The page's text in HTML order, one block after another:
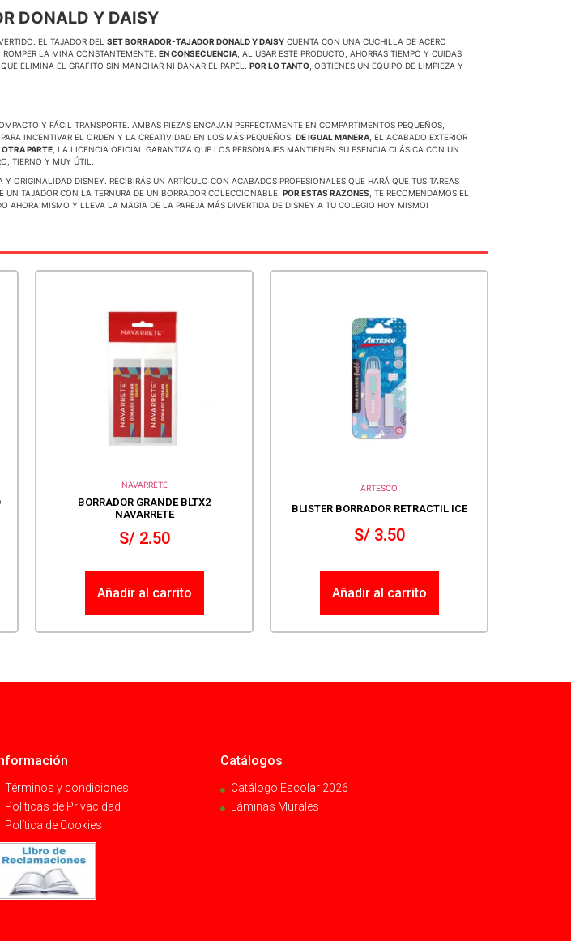
DONALD Y DAISY
EL TAJADOR DEL SET BORRADOR-TAJADOR DONALD Y DAISY CUENTA CON UNA CUCHILLA DE ACERO
LA MINA CONSTANTEMENTE. EN CONSECUENCIA , AL USAR ESTE PRODUCTO, AHORRAS TIEMPO Y CUIDAS
ELIMINA EL GRAFITO SIN MANCHAR NI DAÑAR EL PAPEL. POR LO TANTO , OBTIENES UN EQUIPO DE LIMPIEZA Y
Y FÁCIL TRANSPORTE. AMBAS PIEZAS ENCAJAN PERFECTAMENTE EN COMPARTIMENTOS PEQUEÑOS,
PARA INCENTIVAR EL ORDEN Y LA CREATIVIDAD EN LOS MÁS PEQUEÑOS. DE IGUAL MANERA , EL ACABADO EXTERIOR
OTRA PARTE , LA LICENCIA OFICIAL GARANTIZA QUE LOS PERSONAJES MANTIENEN SU ESENCIA CLÁSICA CON UN
TIERNO Y MUY ÚTIL.
ORIGINALIDAD DISNEY. RECIBIRÁS UN ARTÍCULO CON ACABADOS PROFESIONALES QUE HARÁ QUE TUS TAREAS
UN TAJADOR CON LA TERNURA DE UN BORRADOR COLECCIONABLE. POR ESTAS RAZONES , TE RECOMENDAMOS EL
AHORA MISMO Y LLEVA LA MAGIA DE LA PAREJA MÁS DIVERTIDA DE DISNEY A TU COLEGIO HOY MISMO!
NAVARRETE
BORRADOR GRANDE BLTX2
NAVARRETE
S/2.50
Añadir al carrito
ARTESCO
BLISTER BORRADOR RETRACTIL ICE
S/3.50
Añadir al carrito
Términos y condiciones
Políticas de Privacidad
Política de Cookies
Catálogos
Catálogo Escolar 2026
Láminas Murales